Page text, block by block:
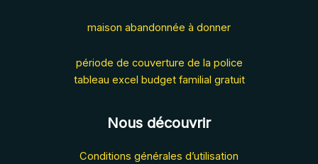
maison abandonnée à donner
période de couverture de la police
tableau excel budget familial gratuit
Nous découvrir
Conditions générales d’utilisation